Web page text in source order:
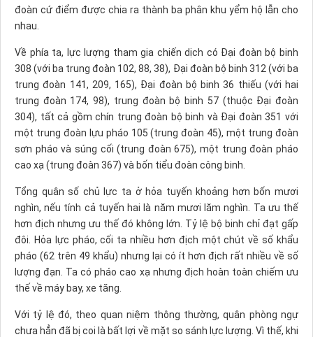
đoàn cứ điểm được chia ra thành ba phân khu yểm hộ lẫn cho
nhau.
Về phía ta, lực lượng tham gia chiến dịch có Ðại đoàn bộ binh
308 (với ba trung đoàn 102, 88, 38), Ðại đoàn bộ binh 312 (với ba
trung đoàn 141, 209, 165), Ðại đoàn bộ binh 36 thiếu (với hai
trung đoàn 174, 98), trung đoàn bộ binh 57 (thuộc Ðại đoàn
304), tất cả gồm chín trung đoàn bộ binh và Ðại đoàn 351 với
một trung đoàn lựu pháo 105 (trung đoàn 45), một trung đoàn
sơn pháo và súng cối (trung đoàn 675), một trung đoàn pháo
cao xạ (trung đoàn 367) và bốn tiểu đoàn công binh.
Tổng quân số chủ lực ta ở hỏa tuyến khoảng hơn bốn mươi
nghìn, nếu tính cả tuyến hai là năm mươi lăm nghìn. Ta ưu thế
hơn địch nhưng ưu thế đó không lớn. Tỷ lệ bộ binh chỉ đạt gấp
đôi. Hỏa lực pháo, cối ta nhiều hơn địch một chút về số khẩu
pháo (62 trên 49 khẩu) nhưng lại có ít hơn địch rất nhiều về số
lượng đạn. Ta có pháo cao xạ nhưng địch hoàn toàn chiếm ưu
thế về máy bay, xe tăng.
Với tỷ lệ đó, theo quan niệm thông thường, quân phòng ngự
chưa hẳn đã bị coi là bất lợi về mặt so sánh lực lượng. Vì thế, khi